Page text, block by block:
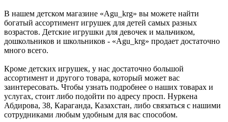
В нашем детском магазине «Agu_krg» вы можете найти
богатый ассортимент игрушек для детей самых разных
возрастов. Детские игрушки для девочек и мальчиком,
дошкольников и школьников - «Agu_krg» продает достаточно
много всего.
Кроме детских игрушек, у нас достаточно большой
ассортимент и другого товара, который может вас
заинтересовать. Чтобы узнать подробнее о наших товарах и
услугах, стоит либо подойти по адресу просп. Нуркена
Абдирова, 38, Караганда, Казахстан, либо связаться с нашими
сотрудниками любым удобным для вас способом.